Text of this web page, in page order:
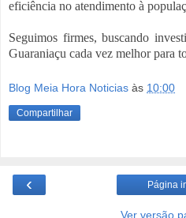
eficiência no atendimento à
Seguimos firmes, buscando
Guaraniaçu cada vez melhor para
Blog Meia Hora Noticias às 10:00
Compartilhar
‹ Página
Ver versão